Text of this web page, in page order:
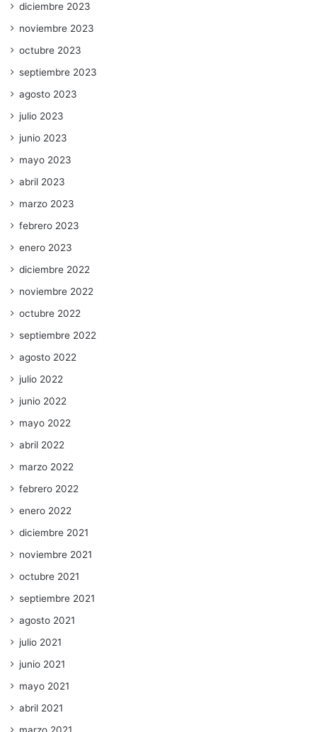
diciembre 2023
noviembre 2023
octubre 2023
septiembre 2023
agosto 2023
julio 2023
junio 2023
mayo 2023
abril 2023
marzo 2023
febrero 2023
enero 2023
diciembre 2022
noviembre 2022
octubre 2022
septiembre 2022
agosto 2022
julio 2022
junio 2022
mayo 2022
abril 2022
marzo 2022
febrero 2022
enero 2022
diciembre 2021
noviembre 2021
octubre 2021
septiembre 2021
agosto 2021
julio 2021
junio 2021
mayo 2021
abril 2021